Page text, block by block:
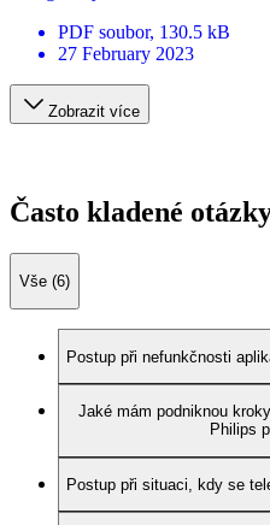
PDF soubor, 130.5 kB
27 February 2023
Zobrazit více
Často kladené
Vše (6)
Postup při nefunkčnosti
Jaké mám podniknou
Philips
Postup při situaci, kdy se